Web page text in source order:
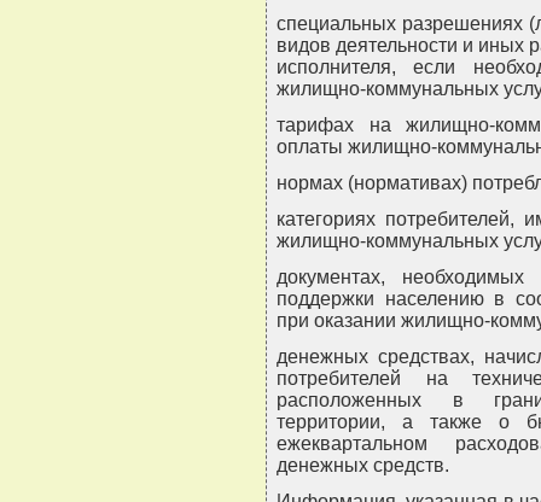
специальных разрешениях
видов деятельности и иных
исполнителя, если
жилищно-коммунальных
тарифах на жилищно-
оплаты жилищно-
нормах (нормативах)
категориях
жилищно-коммунальных
документах, необходимых
поддержки населению в
при оказании жилищно-
денежных средствах,
потребителей на
расположенных в
территории, а также о
ежеквартальном
денежных средств.